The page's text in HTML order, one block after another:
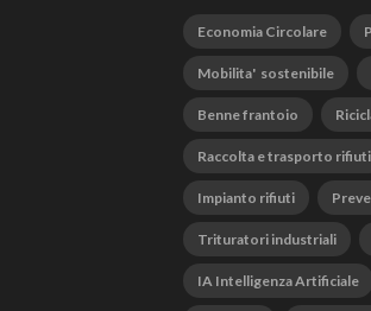
Economia Circolare
Mobilita' sostenibile
Benne frantoio
Raccolta e trasporto rifiuti
Impianto rifiuti
Trituratori industriali
IA Intelligenza Artificiale